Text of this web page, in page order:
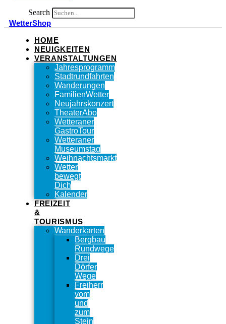
Search
WetterShop
HOME
NEUIGKEITEN
VERANSTALTUNGEN
Jahresprogramm
Stadtrundfahrten
Wanderungen
FamilienWetter
Neujahrskonzert
TheaterAbo
Wetteraner
GastroTour
Wetteraner
Museumstag
Weihnachtsmarkt
Wetter
bewegt
Dich
Kalender
FREIZEIT
&
TOURISMUS
Wanderkarten
Bergbau
Rundwege
Drei
Dörfer
Wege
Freiherr
vom
und
zum
Stein